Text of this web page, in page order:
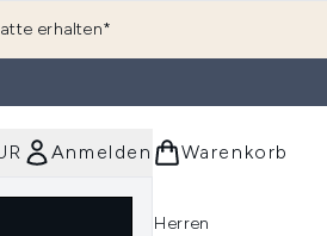
erhalten*
Anmelden Warenkorb
Herren